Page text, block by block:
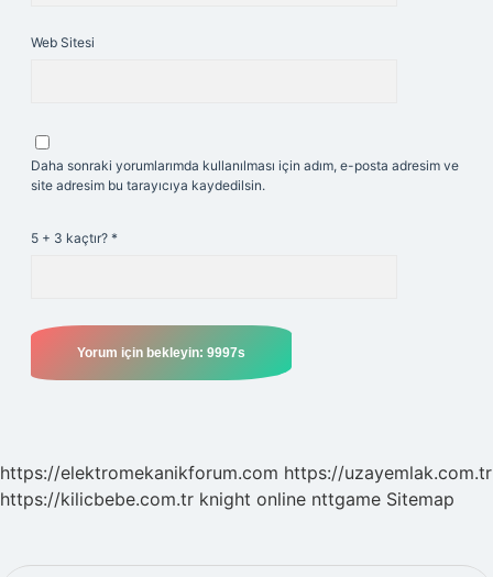
Web Sitesi
Daha sonraki yorumlarımda kullanılması için adım, e-posta adresim ve
site adresim bu tarayıcıya kaydedilsin.
5 + 3 kaçtır? *
https://elektromekanikforum.com https://uzayemlak.com.tr
https://kilicbebe.com.tr knight online nttgame Sitemap